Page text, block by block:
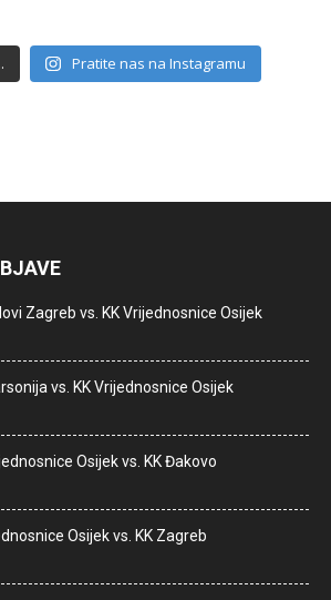
Pratite nas na Instagramu
Zagreb vs. KK Vrijednosnice Osijek
vs. KK Vrijednosnice Osijek
Osijek vs. KK Đakovo
Osijek vs. KK Zagreb